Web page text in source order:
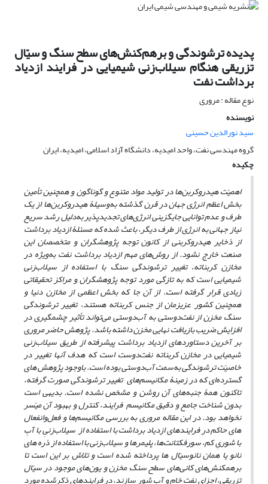
پدیده ترشوندگی و برهم‌کنش‌های سطح سنگ و سیّال
تزریقی هنگام سیلاب‌زنی شیمیایی در فرایند ازدیاد
برداشت نفت
نوع مقاله : مروری
نویسنده
سید نورالدین حسینی
گروه مهندسی نفت، واحد امیدیه، دانشگاه آزاد اسلامی‌، امیدیه، ایران
چکیده
اهمیّت هیدروکربن‌ها در تولید مواد متنوع و گوناگون و همچنین تأمین
بخش اعظم انرژی جهان در قرن گذشته به‌وسیلۀ هیدروکربن‌ها از یک
طرف و عدم توانایی جایگزینی انرژی‌های تجدیدپذیر به‌دلیل رشد سریع
نیاز جهانی به انرژی از طرف دیگر، باعث شده که مسئلۀ ازدیاد برداشت
از ذخایر هیدروکربنی از کانون توجه پژوهشگران و متخصصان این
صنعت خارج نشود. از روش‌های مهم ازدیاد برداشت نفت به‌ویژه در
مخازن کربناته، تغییر ترشوندگی سنگ با استفاده از سیلاب‌زنی
شیمیایی است که به تازگی مورد توجه پژوهشگران و مراکز تحقیقاتی
زیادی قرار گرفته است. از آن جا که بخش اعظمی‌ از مخازن دنیا و
همچنین کشور عزیزمان از جنس کربناته هستند، تغییر ترشوندگی
سنگ مخزن از نفت‌دوستی به آب‌دوستی می‌‌تواند تأثیر چشمگیری در
افزایش ضریب بازیافت نهایی مخزن داشته باشد. پژوهش حاضر مروری
بر آخرین دستاوردهای ازدیاد برداشت پیشرفته از طریق سیلاب‌زنی
شیمیایی در مخازن کربناته نفت‌دوست است که هدف آن­ها تغییر در
خاصیّت ترشوندگی به‌سمت آب‌دوستی بوده است. باوجود پژوهش­ های
گسترده‌ای که در زمینۀ مکانیسم‌های تغییر ترشوندگی صورت گرفته،
تاکنون همۀ جنبه‌های آن روشن و مشخص نشده است. بدیهی است
بدون شناخت جامع و دقیق مکانیسم فرایند، کنترل و بهبود آن میّسر
نخواهد بود. در این مقاله مروری به بررسی مکانیسم‌ها و فعل‌وانفعال
های حاکم در فرایندهای ازدیاد برداشت با استفاده از سیلاب‌زنیِ با آبِ
با شوریِ کم، سورفکتانت‌ها، پلیمرها و سیلاب‌زنی با استفاده از ذره ­های
نانو یا همان نانوسیّال­ ها پرداخته شده است و تلاش بر این است تا
برهمکنش‌های کانی‌های سطح سنگ مخزن و یون‌های موجود در سیّال
تزریقی، اجزای نفت‌ خام و آب شور سازند، در فرایندهای ذکرشده مورد